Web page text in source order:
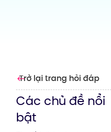
Trở lại trang hỏi đáp
Các chủ đề nổi
bật